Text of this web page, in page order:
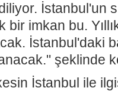
İstanbul'un
bir imkan bu.
İstanbul'daki
şeklinde
İstanbul ile